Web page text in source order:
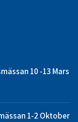
10 -13 Mars
1-2 Oktober